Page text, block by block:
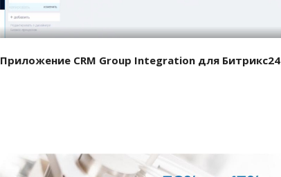
Приложение CRM Group Integration для Битрикс24